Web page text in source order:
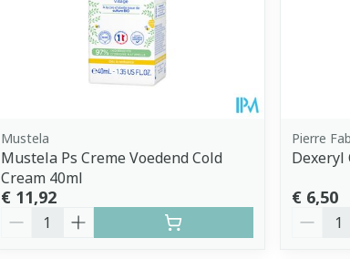
Mustela
Mustela Ps Creme Voedend Cold
Cream 40ml
€ 11,92
Aantal
Pierre
Dexeryl
€ 6,50
Aantal